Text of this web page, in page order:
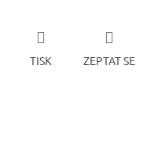
TISK ZEPTAT SE